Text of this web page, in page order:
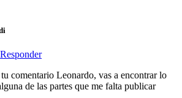
Responder
comentario Leonardo, vas a encontrar lo
de las partes que me falta publicar